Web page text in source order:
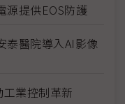
源提供EOS防護
泰醫院導入AI影像
業控制革新